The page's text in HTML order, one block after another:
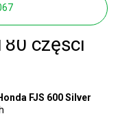
części
FJS 600 Silver